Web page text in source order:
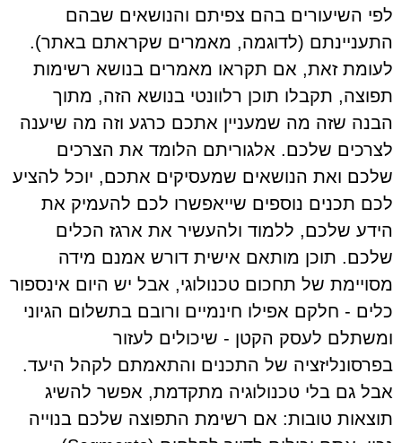
לפי השיעורים בהם צפיתם והנושאים שבהם
התעניינתם (לדוגמה, מאמרים שקראתם באתר).
לעומת זאת, אם תקראו מאמרים בנושא רשימות
תפוצה, תקבלו תוכן רלוונטי בנושא הזה, מתוך
הבנה שזה מה שמעניין אתכם כרגע וזה מה שיענה
לצרכים שלכם. אלגוריתם הלומד את הצרכים
שלכם ואת הנושאים שמעסיקים אתכם, יוכל להציע
לכם תכנים נוספים שייאפשרו לכם להעמיק את
הידע שלכם, ללמוד ולהעשיר את ארגז הכלים
שלכם. תוכן מותאם אישית דורש אמנם מידה
מסויימת של תחכום טכנולוגי, אבל יש היום אינספור
כלים - חלקם אפילו חינמיים ורובם בתשלום הגיוני
ומשתלם לעסק הקטן - שיכולים לעזור
בפרסונליזציה של התכנים והתאמתם לקהל היעד.
אבל גם בלי טכנולוגיה מתקדמת, אפשר להשיג
תוצאות טובות: אם רשימת התפוצה שלכם בנוייה